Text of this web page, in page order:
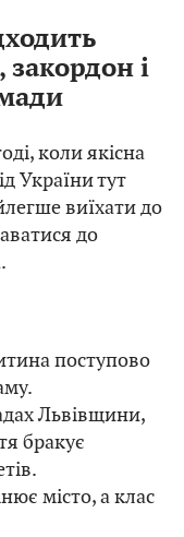
і
коли якісна
України тут
виїхати до
до
поступово
Львівщини,
бракує
місто, а клас